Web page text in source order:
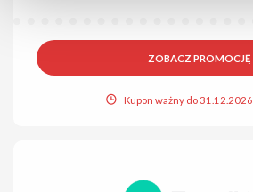
ZOBACZ PROMOCJĘ
Kupon ważny do 31.12.2026